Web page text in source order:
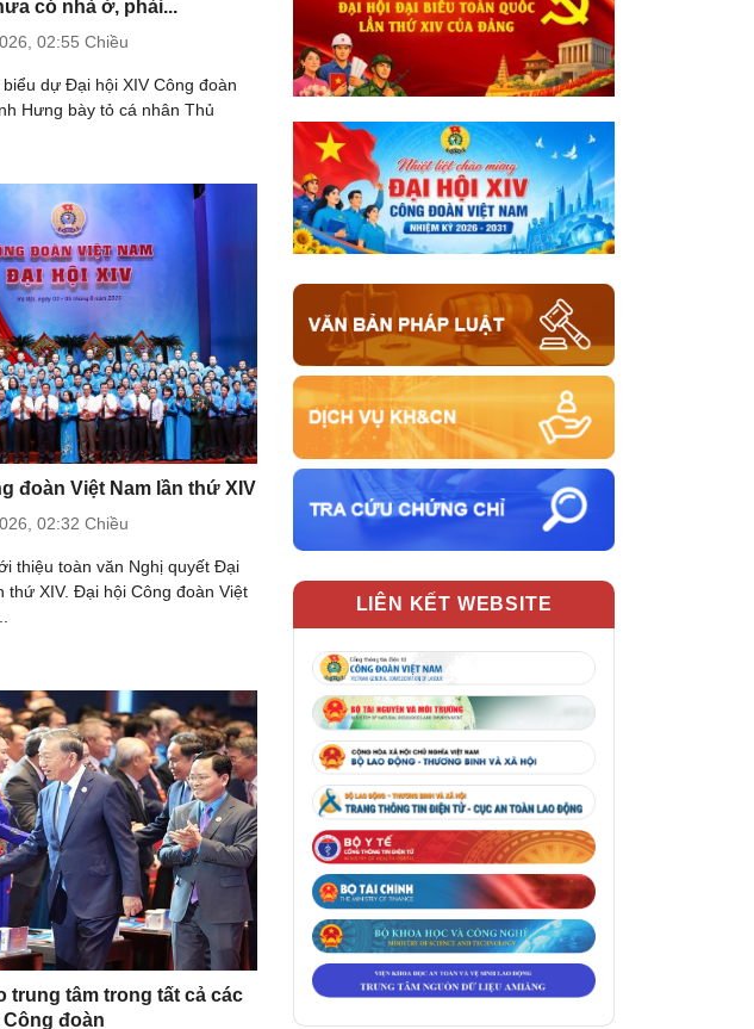
có nhà ở, phải...
02:55 Chiều
dự Đại hội XIV Công đoàn
Hưng bày tỏ cá nhân Thủ
đoàn Việt Nam lần thứ XIV
02:32 Chiều
thiệu toàn văn Nghị quyết Đại
thứ XIV. Đại hội Công đoàn Việt
tâm trong tất cả các
đoàn
LIÊN KẾT WEBSITE